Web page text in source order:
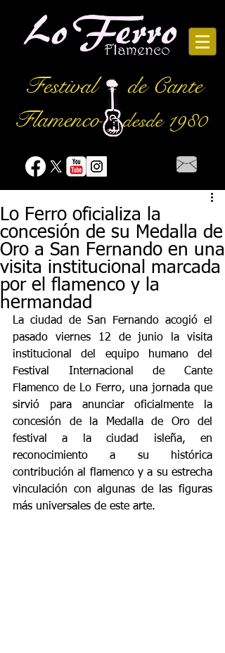
Festival
de Cante
Flamencodesde 1980
Lo Ferro oficializa la
concesión de su Medalla de
Oro a San Fernando en una
visita institucional marcada
por el flamenco y la
hermandad
La ciudad de San Fernando acogió el
pasado viernes 12 de junio la visita
institucional del equipo humano del
Festival Internacional de Cante
Flamenco de Lo Ferro, una jornada que
sirvió para anunciar oficialmente la
concesión de la Medalla de Oro del
festival a la ciudad isleña, en
reconocimiento a su histórica
contribución al flamenco y a su estrecha
vinculación con algunas de las figuras
más universales de este arte.